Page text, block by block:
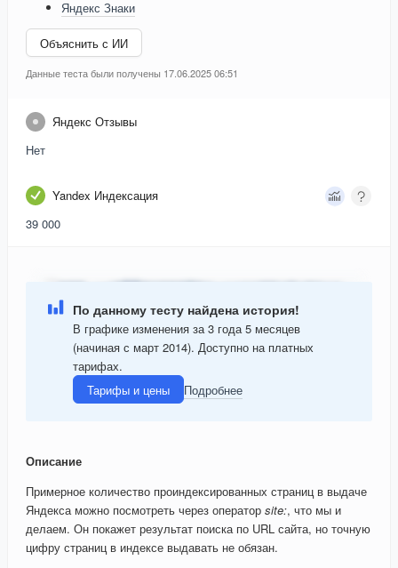
Яндекс Знаки
Объяснить с ИИ
Данные теста были получены 17.06.2025 06:51
Яндекс Отзывы
Нет
Yandex Индексация
39 000
По данному тесту найдена история!
В графике изменения за 3 года 5 месяцев
(начиная с март 2014). Доступно на платных
тарифах.
Тарифы и цены
Подробнее
Описание
Примерное количество проиндексированных страниц в выдаче
Яндекса можно посмотреть через оператор site:, что мы и
делаем. Он покажет результат поиска по URL сайта, но точную
цифру страниц в индексе выдавать не обязан.